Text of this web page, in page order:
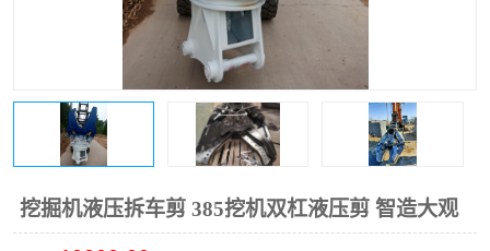
挖掘机液压拆车剪 385挖机双杠液压剪 智造大观
压路机
滑移装载机
清扫器 割草机
挖树机 拓荒机